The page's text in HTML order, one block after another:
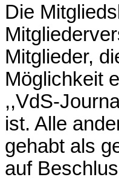
Die
Mitglieder,
Möglichkeit
,,VdS-
ist. Alle
gehabt als
auf